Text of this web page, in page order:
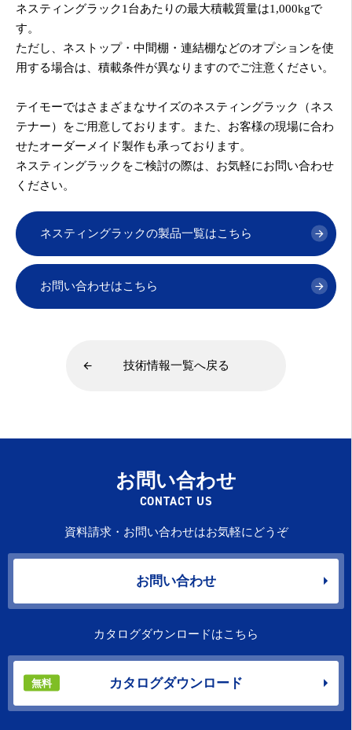
ネスティングラック1台あたりの最大積載質量は1,000kgで
す。
ただし、ネストップ・中間棚・連結棚などのオプションを使
用する場合は、積載条件が異なりますのでご注意ください。
テイモーではさまざまなサイズのネスティングラック（ネス
テナー）をご用意しております。また、お客様の現場に合わ
せたオーダーメイド製作も承っております。
ネスティングラックをご検討の際は、お気軽にお問い合わせ
ください。
ネスティングラックの製品一覧はこちら
お問い合わせはこちら
技術情報一覧へ戻る
お問い合わせ
CONTACT US
資料請求・お問い合わせはお気軽にどうぞ
お問い合わせ
カタログダウンロードはこちら
無料 カタログダウンロード